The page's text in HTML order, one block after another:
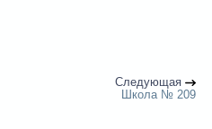
Следующая
Школа № 209